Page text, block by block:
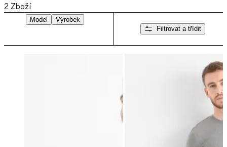
2 Zboží
Model
Výrobek
Filtrovat a třídit